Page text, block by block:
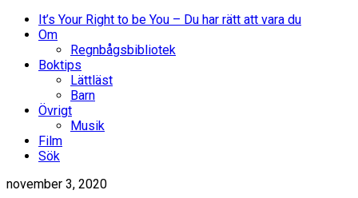
It’s Your Right to be You – Du har rätt att vara du
Om
Regnbågsbibliotek
Boktips
Lättläst
Barn
Övrigt
Musik
Film
Sök
november 3, 2020